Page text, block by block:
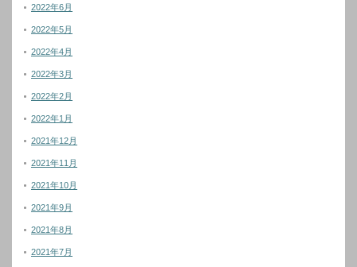
2022年6月
2022年5月
2022年4月
2022年3月
2022年2月
2022年1月
2021年12月
2021年11月
2021年10月
2021年9月
2021年8月
2021年7月